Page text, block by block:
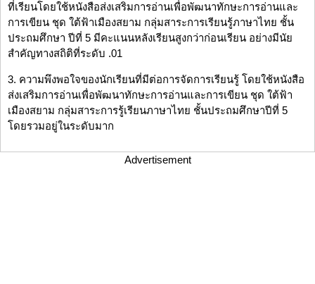
ที่เรียนโดยใช้หนังสือส่งเสริมการอ่านเพื่อพัฒนาทักษะการอ่านและ
การเขียน ชุด ใต้ฟ้าเมืองสยาม กลุ่มสาระการเรียนรู้ภาษาไทย ชั้น
ประถมศึกษา ปีที่ 5 มีคะแนนหลังเรียนสูงกว่าก่อนเรียน อย่างมีนัย
สำคัญทางสถิติที่ระดับ .01
3. ความพึงพอใจของนักเรียนที่มีต่อการจัดการเรียนรู้ โดยใช้หนังสือ
ส่งเสริมการอ่านเพื่อพัฒนาทักษะการอ่านและการเขียน ชุด ใต้ฟ้า
เมืองสยาม กลุ่มสาระการรู้เรียนภาษาไทย ชั้นประถมศึกษาปีที่ 5
โดยรวมอยู่ในระดับมาก
Advertisement